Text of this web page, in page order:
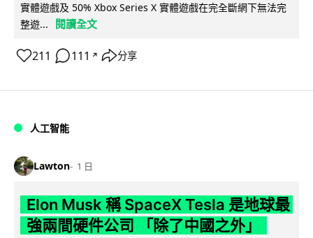
實體遊戲及 50% Xbox Series X 實體遊戲在完全斷網下無法完
整遊...
閱讀全文
211 111 ↗ 分享
人工智能
Lawton 1 日
Elon Musk 稱 SpaceX Tesla 是地球最
強兩間硬件公司 「除了中國之外」